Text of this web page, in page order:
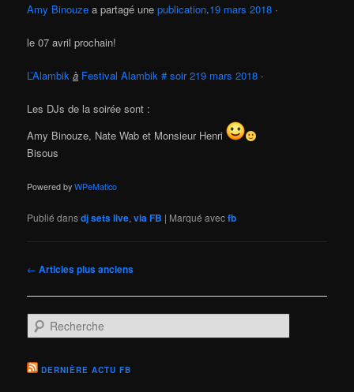
Amy Binouze a partagé unepublication.19 mars 2018 ·
le 07 avril prochain!
L’Alambik ‎à Festival Alambik # soir 219 mars 2018 ·
Les DJs de la soirée sont :
Amy Binouze, Nate Wab et Monsieur Henri
Bisous
Powered byWPeMatico
Publié dansdj sets live,via FB | Marqué avecfb
Navigation
articles
← Articles plus anciens
e
h
DERNIÈRE ACTU FB